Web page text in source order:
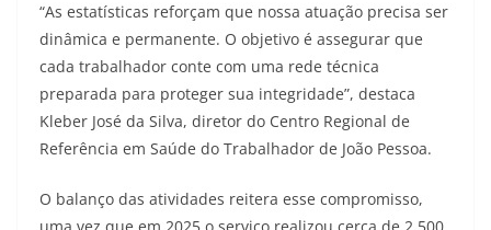
“As estatísticas reforçam que nossa atuação precisa ser
dinâmica e permanente. O objetivo é assegurar que
cada trabalhador conte com uma rede técnica
preparada para proteger sua integridade”, destaca
Kleber José da Silva, diretor do Centro Regional de
Referência em Saúde do Trabalhador de João Pessoa.
O balanço das atividades reitera esse compromisso,